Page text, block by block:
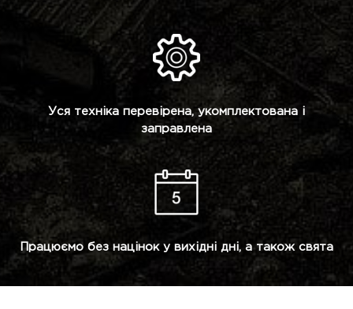
Уся техніка перевірена, укомплектована і
заправлена
Працюємо без націнок у вихідні дні, а також свята